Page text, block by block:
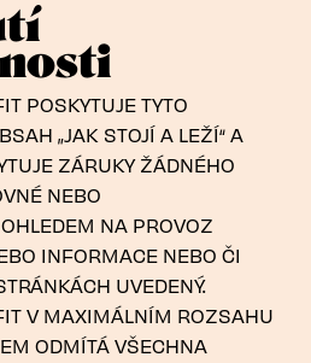
POSKYTUJE TYTO
„JAK STOJÍ A LEŽÍ“ A
ZÁRUKY ŽÁDNÉHO
NEBO
NA PROVOZ
INFORMACE NEBO ČI
UVEDENÝ.
V MAXIMÁLNÍM ROZSAHU
ODMÍTÁ VŠECHNA